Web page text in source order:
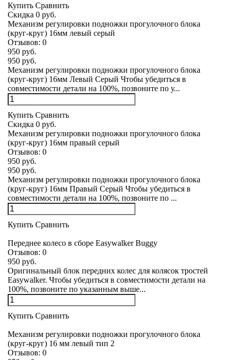
Купить Сравнить
Скидка 0 руб.
Механизм регулировки подножки прогулочного блока
(круг-круг) 16мм левый серый
Отзывов: 0
950 руб.
950 руб.
Механизм регулировки подножки прогулочного блока
(круг-круг) 16мм Левый Серый Чтобы убедиться в
совместимости детали на 100%, позвоните по у...
Купить Сравнить
Скидка 0 руб.
Механизм регулировки подножки прогулочного блока
(круг-круг) 16мм правый серый
Отзывов: 0
950 руб.
950 руб.
Механизм регулировки подножки прогулочного блока
(круг-круг) 16мм Правый Серый Чтобы убедиться в
совместимости детали на 100%, позвоните по ...
Купить Сравнить
Переднее колесо в сборе Easywalker Buggy
Отзывов: 0
950 руб.
Оригинальный блок передних колес для колясок тростей
Easywalker. Чтобы убедиться в совместимости детали на
100%, позвоните по указанным выше...
Купить Сравнить
Механизм регулировки подножки прогулочного блока
(круг-круг) 16 мм левый тип 2
Отзывов: 0